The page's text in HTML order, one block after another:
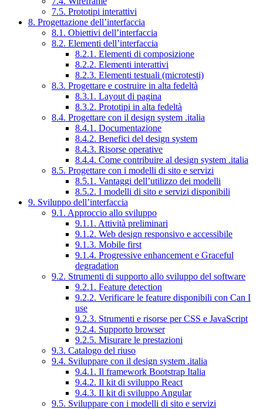
7.5. Prototipi interattivi
8. Progettazione dell’interfaccia
8.1. Obiettivi dell’interfaccia
8.2. Elementi dell’interfaccia
8.2.1. Elementi di composizione
8.2.2. Elementi interattivi
8.2.3. Elementi testuali (microtesti)
8.3. Progettare e costruire in alta fedeltà
8.3.1. Layout di pagina
8.3.2. Prototipi in alta fedeltà
8.4. Progettare con il design system .italia
8.4.1. Documentazione
8.4.2. Benefici del design system
8.4.3. Risorse operative
8.4.4. Come contribuire al design system .italia
8.5. Progettare con i modelli di sito e servizi
8.5.1. Vantaggi dell’utilizzo dei modelli
8.5.2. I modelli di sito e servizi disponibili
9. Sviluppo dell’interfaccia
9.1. Approccio allo sviluppo
9.1.1. Attività preliminari
9.1.2. Web design responsivo e accessibile
9.1.3. Mobile first
9.1.4. Progressive enhancement e Graceful
degradation
9.2. Strumenti di supporto allo sviluppo del software
9.2.1. Feature detection
9.2.2. Verificare le feature disponibili con Can I
use
9.2.3. Strumenti e risorse per CSS e JavaScript
9.2.4. Supporto browser
9.2.5. Misurare le prestazioni
9.3. Catalogo del riuso
9.4. Sviluppare con il design system .italia
9.4.1. Il framework Bootstrap Italia
9.4.2. Il kit di sviluppo React
9.4.3. Il kit di sviluppo Angular
9.5. Sviluppare con i modelli di sito e servizi